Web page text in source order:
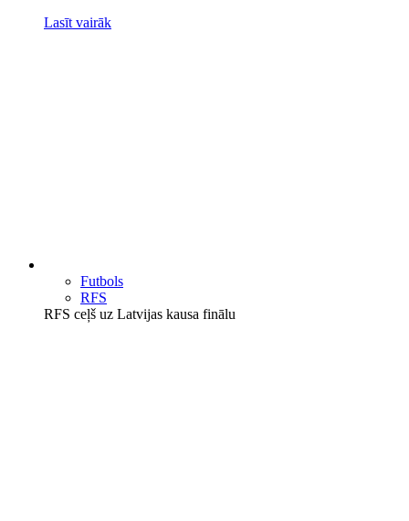
Lasīt vairāk
Futbols
RFS
RFS ceļš uz Latvijas kausa finālu